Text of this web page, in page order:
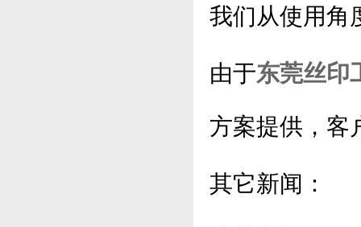
我们从使用角
由于东莞丝印
方案提供，客
其它新闻：